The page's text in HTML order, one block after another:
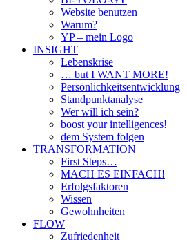
Website benutzen
Warum?
YP – mein Logo
INSIGHT
Lebenskrise
… but I WANT MORE!
Persönlichkeitsentwicklung
Standpunktanalyse
Wer will ich sein?
boost your intelligences!
dem System folgen
TRANSFORMATION
First Steps…
MACH ES EINFACH!
Erfolgsfaktoren
Wissen
Gewohnheiten
FLOW
Zufriedenheit